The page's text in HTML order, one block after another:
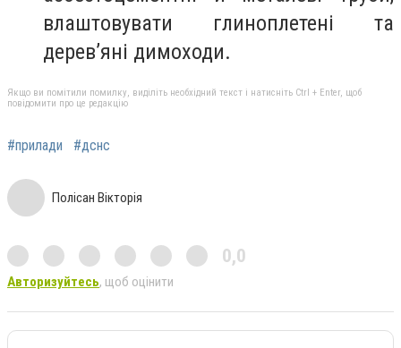
влаштовувати глиноплетені та
дерев’яні димоходи.
Якщо ви помітили помилку, виділіть необхідний текст і натисніть Ctrl + Enter, щоб
повідомити про це редакцію
#прилади #дснс
Полісан Вікторія
0,0
Авторизуйтесь, щоб оцінити